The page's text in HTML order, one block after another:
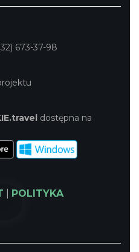
673-37-98
dostępna na
POLITYKA